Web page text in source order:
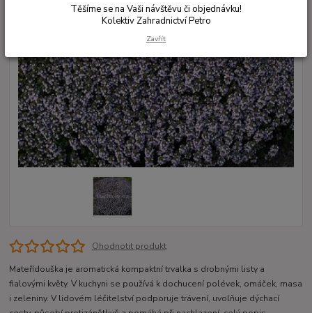
Ohodnotit produkt
Mateřídouška je aromatická kompaktní trvalka s drobnými listy a
fialovými květy. V kuchyni se používá k dochucení polévek, omáček, masa
i zeleniny. V lidovém léčitelství podporuje trávení, uvolňuje dýchací
Těšíme se na Vaši návštěvu či objednávku!
Kolektiv Zahradnictví Petro
Zavřít